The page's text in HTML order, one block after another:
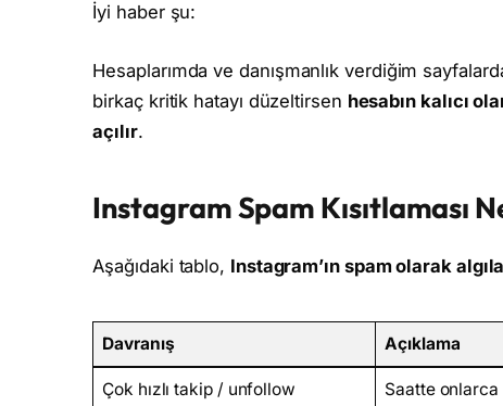
İyi haber şu:
Hesaplarımda ve danışmanlık verdiğim
birkaç kritik hatayı düzeltirsen hesabın kalıcı
açılır.
Instagram Spam Kısıtlaması
Aşağıdaki tablo, Instagram’ın spam olarak
Davranış Açıklama
Çok hızlı takip / unfollow Saatte onlarca